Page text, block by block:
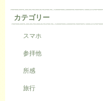
カテゴリー
スマホ
参拝他
所感
旅行